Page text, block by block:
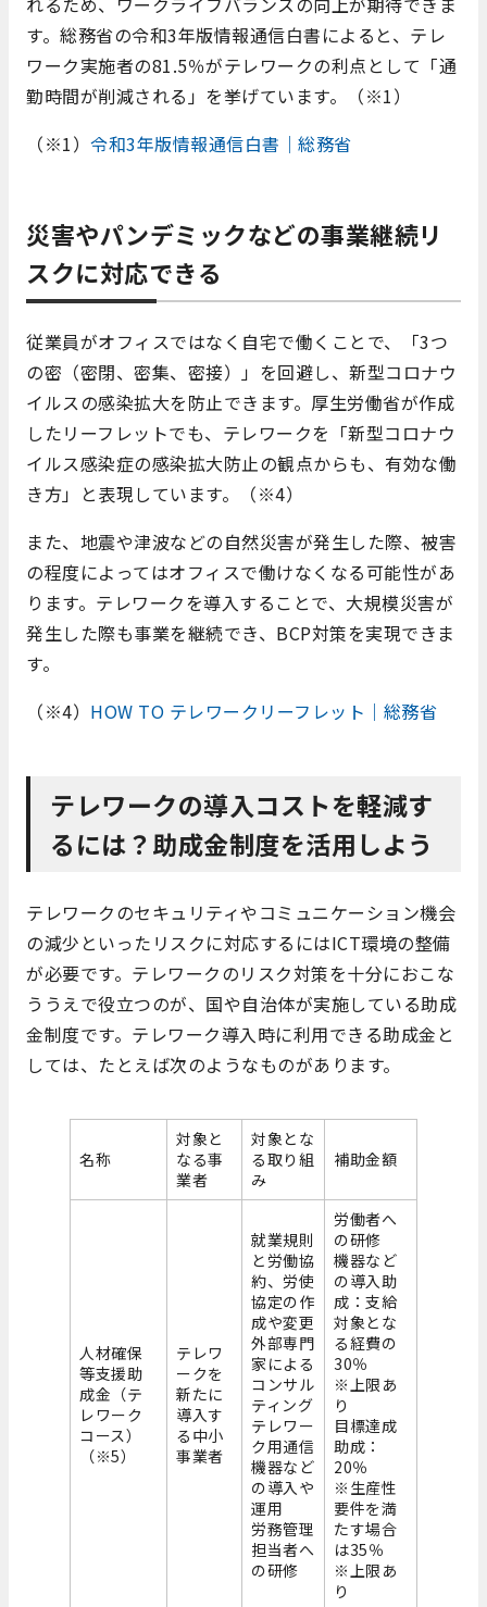
す。総務省の令和3年版情報通信白書によると、テレ
ワーク実施者の81.5％がテレワークの利点として「通
勤時間が削減される」を挙げています。（※1）
（※1） 令和3年版情報通信白書｜総務省
災害やパンデミックなどの事業継続リ
スクに対応できる
従業員がオフィスではなく自宅で働くことで、「3つ
の密（密閉、密集、密接）」を回避し、新型コロナウ
イルスの感染拡大を防止できます。厚生労働省が作成
したリーフレットでも、テレワークを「新型コロナウ
イルス感染症の感染拡大防止の観点からも、有効な働
き方」と表現しています。（※4）
また、地震や津波などの自然災害が発生した際、被害
の程度によってはオフィスで働けなくなる可能性があ
ります。テレワークを導入することで、大規模災害が
発生した際も事業を継続でき、BCP対策を実現できま
す。
（※4） HOW TO テレワークリーフレット｜総務省
テレワークの導入コストを軽減す
るには？助成金制度を活用しよう
テレワークのセキュリティやコミュニケーション機会
の減少といったリスクに対応するにはICT環境の整備
が必要です。テレワークのリスク対策を十分におこな
ううえで役立つのが、国や自治体が実施している助成
金制度です。テレワーク導入時に利用できる助成金と
しては、たとえば次のようなものがあります。
名称
対象と
なる事
業者
対象とな
る取り組
み
補助金額
人材確保
等支援助
成金（テ
レワーク
コース）
（※5）
テレワ
ークを
新たに
導入す
る中小
事業者
就業規則
と労働協
約、労使
協定の作
成や変更
外部専門
家による
コンサル
ティング
テレワー
ク用通信
機器など
の導入や
運用
労務管理
担当者へ
の研修
労働者へ
の研修
機器など
の導入助
成：支給
対象とな
る経費の
30％
※上限あ
り
目標達成
助成：
20％
※生産性
要件を満
たす場合
は35％
※上限あ
り